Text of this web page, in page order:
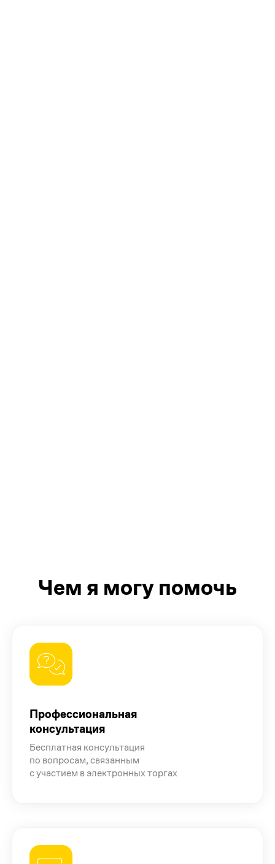
Чем я могу помочь
Профессиональная
консультация
Бесплатная консультация
по вопросам, связанным
с участием в электронных торгах